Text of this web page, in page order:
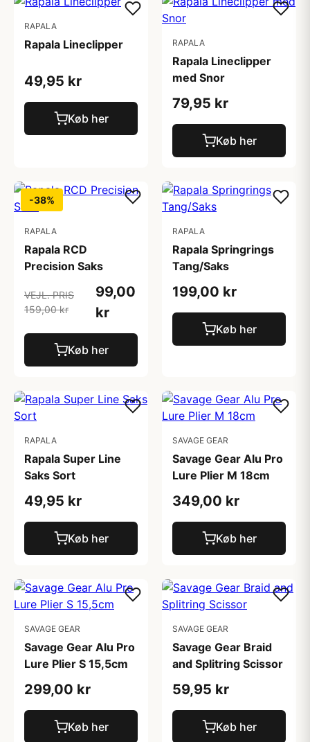
RAPALA
Rapala Lineclipper
49,95 kr
Køb her
RAPALA
Rapala Lineclipper
med Snor
79,95 kr
Køb her
-38%
RAPALA
Rapala RCD
Precision Saks
VEJL. PRIS
159,00 kr
99,00
kr
Køb her
RAPALA
Rapala Springrings
Tang/Saks
199,00 kr
Køb her
RAPALA
Rapala Super Line
Saks Sort
49,95 kr
Køb her
SAVAGE GEAR
Savage Gear Alu Pro
Lure Plier M 18cm
349,00 kr
Køb her
SAVAGE GEAR
Savage Gear Alu Pro
Lure Plier S 15,5cm
299,00 kr
Køb her
SAVAGE GEAR
Savage Gear Braid
and Splitring Scissor
59,95 kr
Køb her